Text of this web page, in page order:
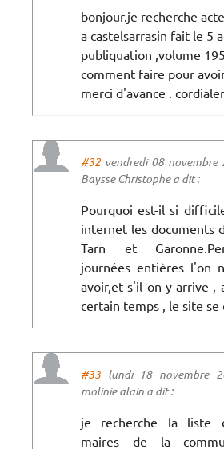
bonjour.je recherche
a castelsarrasin fait le 5
publiquation ,volume
comment faire pour
merci d'avance .
#32vendredi 08 novembre
Baysse Christophe a dit :
Pourquoi est-il si
internet les documents
Tarn et
journées entières l'on
avoir,et s'il on y arrive ,
certain temps , le site se
#33 lundi 18 novembre
molinie alain a dit :
je recherche la liste
maires de la